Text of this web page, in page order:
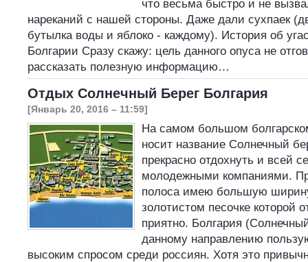
что весьма быстро и не
нареканий с нашей стороны. Даже дали сухпаек
бутылка воды и яблоко - каждому). История об
Болгарии Сразу скажу: цель данного опуса не
рассказать полезную информацию…
Отдых Солнечный Берег Болгария
[Январь 20, 2016 – 11:59]
На самом большом
носит название Солнечный
прекрасно отдохнуть и всей
молодежными компаниями.
полоса имею большую
золотистом песочке которой
приятно. Болгария
данному направлению
высоким спросом среди россиян. Хотя это